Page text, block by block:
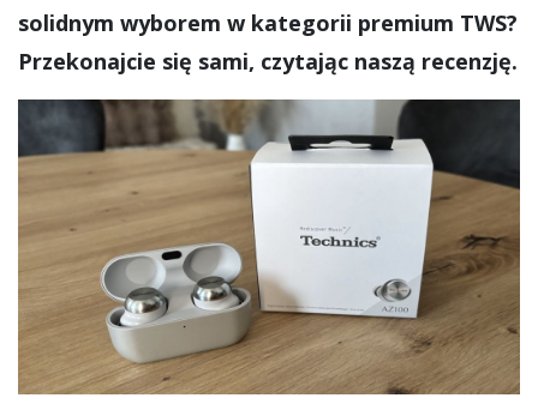
solidnym wyborem w kategorii premium TWS?
Przekonajcie się sami, czytając naszą recenzję.